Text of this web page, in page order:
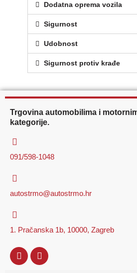
Dodatna oprema vozila
Sigurnost
Udobnost
Sigurnost protiv krađe
Trgovina automobilima i
kategorije.
091/598-1048
autostrmo@autostrmo.hr
1. Pračanska 1b, 10000, Zagreb